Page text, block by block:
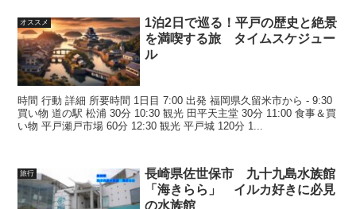
オススメ
1泊2日で巡る！平戸の歴史と絶景
を満喫する旅 タイムスケジュー
ル
時間 行動 詳細 所要時間 1日目 7:00 出発 福岡県久留米市から - 9:30
買い物 道の駅 松浦 30分 10:30 観光 田平天主堂 30分 11:00 食事＆買
い物 平戸瀬戸市場 60分 12:30 観光 平戸城 120分 1...
旅行
長崎県佐世保市 九十九島水族館
「海きらら」 イルカ好きに必見
の水族館